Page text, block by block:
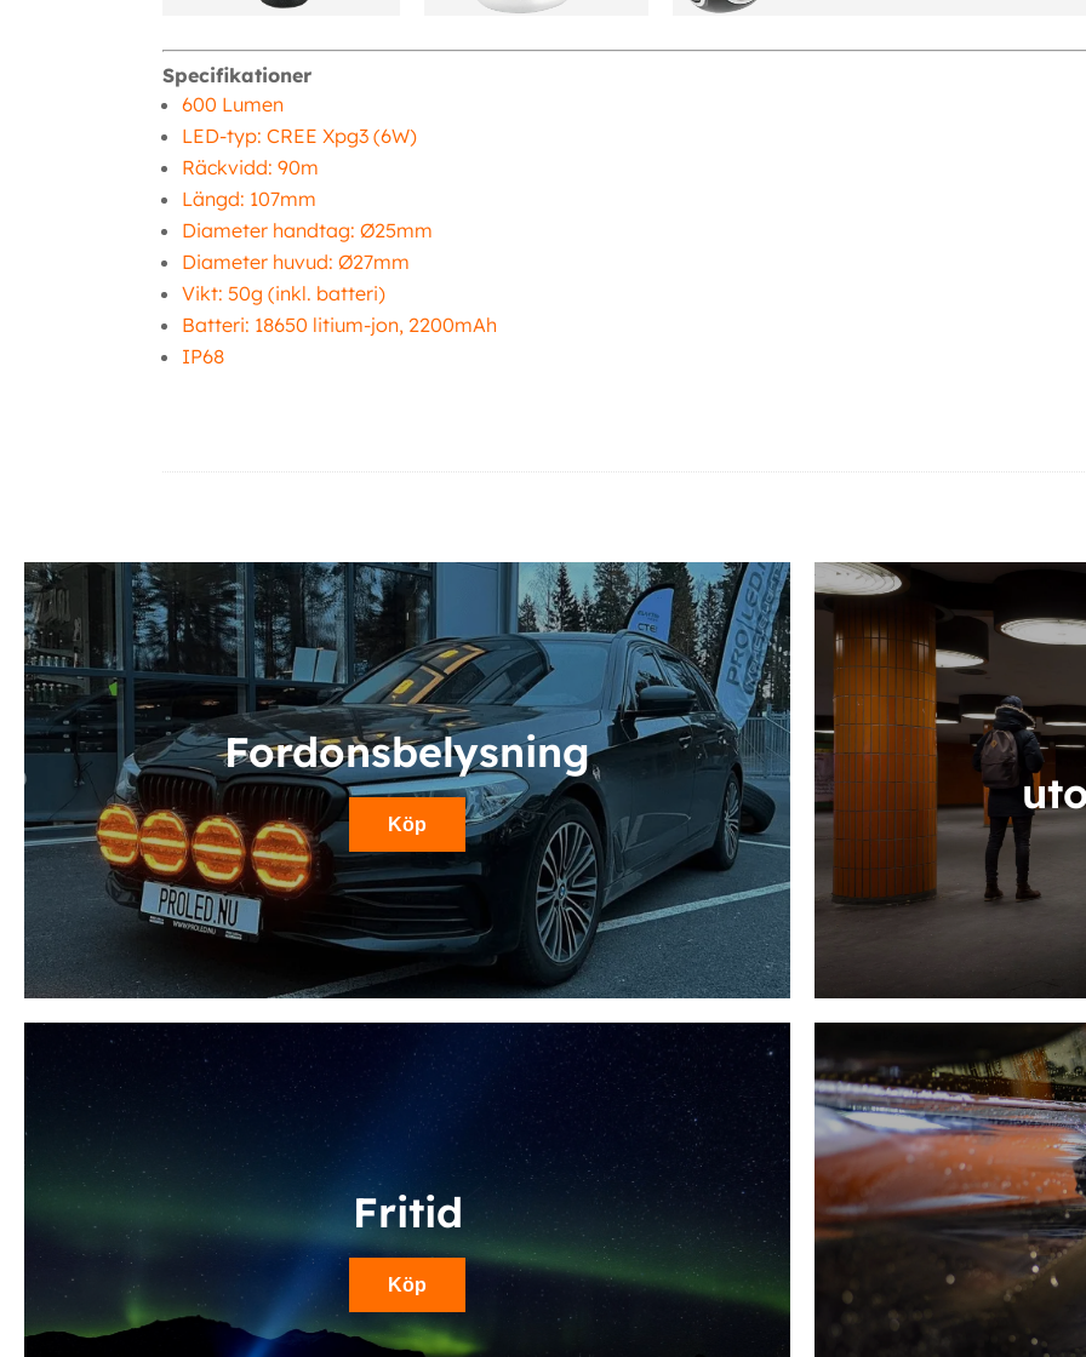
Specifikationer
600 Lumen
LED-typ: CREE Xpg3 (6W)
Räckvidd: 90m
Längd: 107mm
Diameter handtag: Ø25mm
Diameter huvud: Ø27mm
Vikt: 50g (inkl. batteri)
Batteri: 18650 litium-jon, 2200mAh
IP68
Fordonsbelysning
Köp
Fritid
Köp